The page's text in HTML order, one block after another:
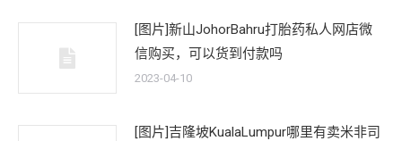
[图片]新山JohorBahru打胎药私人网店微
信购买，可以货到付款吗
2023-04-10
[图片]吉隆坡KualaLumpur哪里有卖米非司